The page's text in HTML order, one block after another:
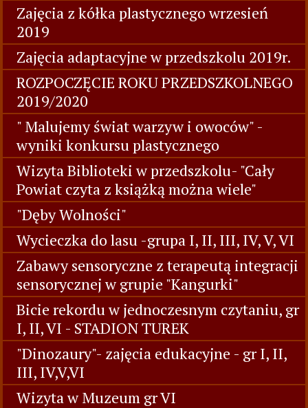
Zajęcia z kółka plastycznego wrzesień
2019
Zajęcia adaptacyjne w przedszkolu 2019r.
ROZPOCZĘCIE ROKU PRZEDSZKOLNEGO
2019/2020
" Malujemy świat warzyw i owoców" -
wyniki konkursu plastycznego
Wizyta Biblioteki w przedszkolu- "Cały
Powiat czyta z książką można wiele"
"Dęby Wolności"
Wycieczka do lasu -grupa I, II, III, IV, V, VI
Zabawy sensoryczne z terapeutą integracji
sensorycznej w grupie "Kangurki"
Bicie rekordu w jednoczesnym czytaniu, gr
I, II, VI - STADION TUREK
"Dinozaury"- zajęcia edukacyjne - gr I, II,
III, IV,V,VI
Wizyta w Muzeum gr VI